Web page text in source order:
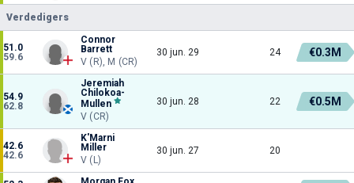
Verdedigers
51.0
59.6
Connor
Barrett
V (R), M (CR)
30 jun. 29 24 €0.3M
54.9
62.8
Jeremiah
Chilokoa-
Mullen
V (CR)
30 jun. 28 22 €0.5M
42.6
42.6
K'Marni
Miller
V (L)
30 jun. 27 20